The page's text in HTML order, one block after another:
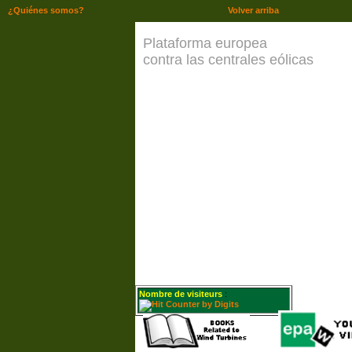
Plataforma europea
contra las centrales eólicas
Nombre de visiteurs :
Volver arriba
¿Quiénes somos?